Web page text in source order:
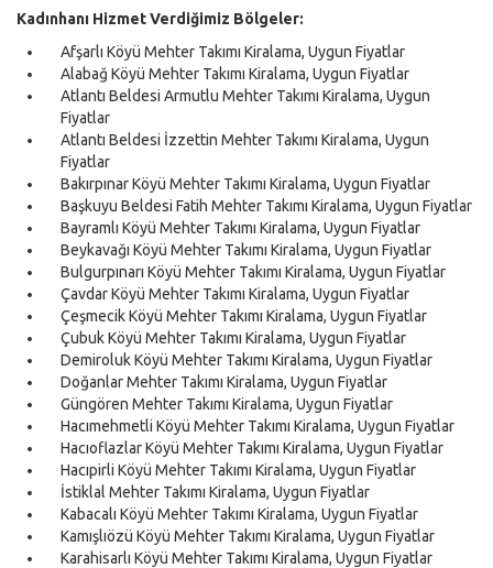
Kadınhanı Hizmet Verdiğimiz Bölgeler:
Afşarlı Köyü Mehter Takımı Kiralama, Uygun Fiyatlar
Alabağ Köyü Mehter Takımı Kiralama, Uygun Fiyatlar
Atlantı Beldesi Armutlu Mehter Takımı Kiralama, Uygun
Fiyatlar
Atlantı Beldesi İzzettin Mehter Takımı Kiralama, Uygun
Fiyatlar
Bakırpınar Köyü Mehter Takımı Kiralama, Uygun Fiyatlar
Başkuyu Beldesi Fatih Mehter Takımı Kiralama, Uygun Fiyatlar
Bayramlı Köyü Mehter Takımı Kiralama, Uygun Fiyatlar
Beykavağı Köyü Mehter Takımı Kiralama, Uygun Fiyatlar
Bulgurpınarı Köyü Mehter Takımı Kiralama, Uygun Fiyatlar
Çavdar Köyü Mehter Takımı Kiralama, Uygun Fiyatlar
Çeşmecik Köyü Mehter Takımı Kiralama, Uygun Fiyatlar
Çubuk Köyü Mehter Takımı Kiralama, Uygun Fiyatlar
Demiroluk Köyü Mehter Takımı Kiralama, Uygun Fiyatlar
Doğanlar Mehter Takımı Kiralama, Uygun Fiyatlar
Güngören Mehter Takımı Kiralama, Uygun Fiyatlar
Hacımehmetli Köyü Mehter Takımı Kiralama, Uygun Fiyatlar
Hacıoflazlar Köyü Mehter Takımı Kiralama, Uygun Fiyatlar
Hacıpirli Köyü Mehter Takımı Kiralama, Uygun Fiyatlar
İstiklal Mehter Takımı Kiralama, Uygun Fiyatlar
Kabacalı Köyü Mehter Takımı Kiralama, Uygun Fiyatlar
Kamışlıözü Köyü Mehter Takımı Kiralama, Uygun Fiyatlar
Karahisarlı Köyü Mehter Takımı Kiralama, Uygun Fiyatlar